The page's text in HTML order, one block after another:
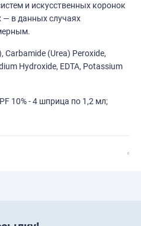
и искусственных коронок
— в данных случаях
Carbamide (Urea) Peroxide,
Hydroxide, EDTA, Potassium
10% - 4 шприца по 1,2 мл;